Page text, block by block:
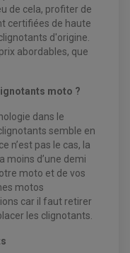
QUAD
ET SSV
CROSS ET
ET ENDURO
de cela, profiter de
certifiées de haute
d'origine.
abordables, que
moto ?
dans le
semble en
n’est pas le cas, la
moins d’une demi
moto et de vos
motos
car il faut retirer
les clignotants.